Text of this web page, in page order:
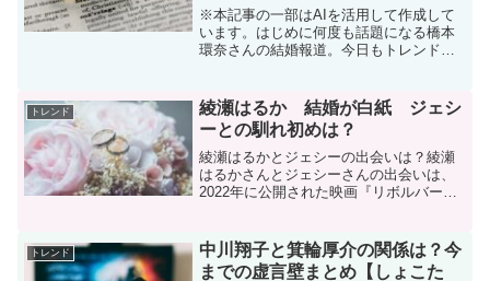
レス姿あり】
※本記事の一部はAIを活用して作成して
います。はじめに何度も話題になる橋本
環奈さんの結婚報道。今日もトレンド入
道”まとめ—噂と事実をソース付きで徹底
検証—橋本環奈は...
トレンド
綾瀬はるか 結婚が白紙 ジェシ
ーとの馴れ初めは？
綾瀬はるかとジェシーの出会いは？綾瀬
はるかさんとジェシーさんの出会いは、
2022年に公開された映画『リボルバー・
ェシーさんは敵対するキャラクターとし
て登場しました。撮影...
トレンド
中川翔子と箕輪厚介の関係は？今
までの虚言壁まとめ【しょこた